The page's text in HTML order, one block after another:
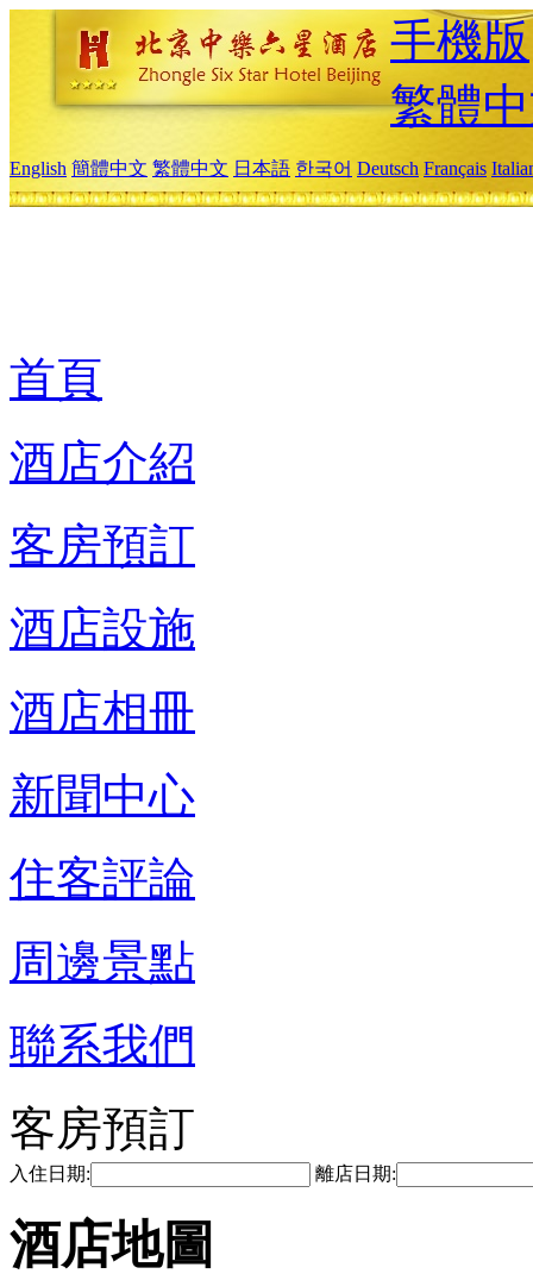
手機版
繁體
English 簡體中文 繁體中文 日本語 한국어 Deutsch Français
首頁
酒店介紹
客房預訂
酒店設施
酒店相冊
新聞中心
住客評論
周邊景點
聯系我們
客房預訂
入住日期: 離店日期:
酒店地圖